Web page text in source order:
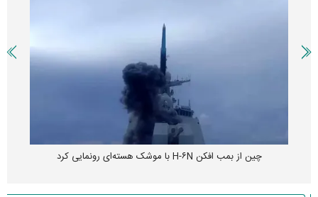
چین از بمب افکن H-۶N با موشک هسته‌ای رونمایی کرد